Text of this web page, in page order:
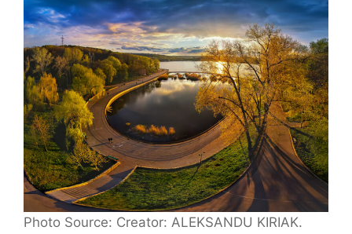
Photo Source: Creator: ALEKSANDU KIRIAK.